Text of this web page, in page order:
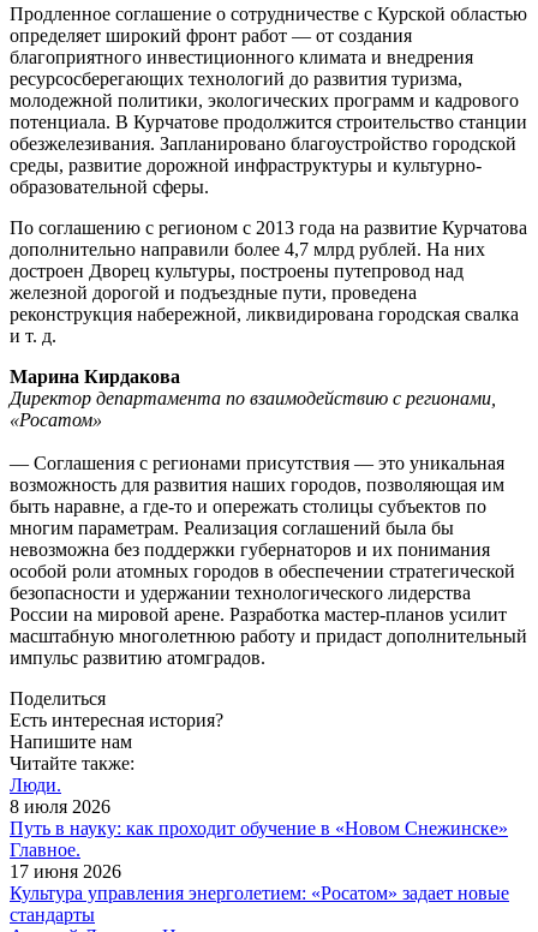
Продленное соглашение о сотрудничестве с Курской областью
определяет широкий фронт работ — от создания
благоприятного инвестиционного климата и внедрения
ресурсосберегающих технологий до развития туризма,
молодежной политики, экологических программ и кадрового
потенциала. В Курчатове продолжится строительство станции
обезжелезивания. Запланировано благоустройство городской
среды, развитие дорожной инфраструктуры и культурно-
образовательной сферы.
По соглашению с регионом с 2013 года на развитие Курчатова
дополнительно направили более 4,7 млрд рублей. На них
достроен Дворец культуры, построены путепровод над
железной дорогой и подъездные пути, проведена
реконструкция набережной, ликвидирована городская свалка
и т. д.
Марина Кирдакова
Директор департамента по взаимодействию с регионами,
«Росатом»
— Соглашения с регионами присутствия — это уникальная
возможность для развития наших городов, позволяющая им
быть наравне, а где-то и опережать столицы субъектов по
многим параметрам. Реализация соглашений была бы
невозможна без поддержки губернаторов и их понимания
особой роли атомных городов в обеспечении стратегической
безопасности и удержании технологического лидерства
России на мировой арене. Разработка мастер-планов усилит
масштабную многолетнюю работу и придаст дополнительный
импульс развитию атомградов.
Поделиться
Есть интересная история?
Напишите нам
Читайте также:
Люди.
8 июля 2026
Путь в науку: как проходит обучение в «Новом Снежинске»
Главное.
17 июня 2026
Культура управления энерголетием: «Росатом» задает новые
стандарты